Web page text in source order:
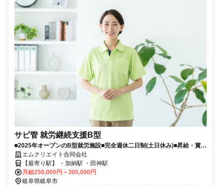
サビ管 就労継続支援B型
■2025年オープンのB型就労施設■完全週休二日制(土日休み)■昇給・賞与
あり■児童分野の経験も活かせる！
エムクリエイト合同会社
【最寄り駅】 ・加納駅 ・田神駅
月給250,000円～300,000円
岐阜県岐阜市